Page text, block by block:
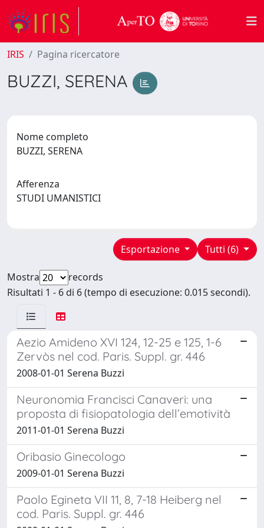
IRIS Pagina ricercatore
BUZZI, SERENA
Nome completo
BUZZI, SERENA
Afferenza
STUDI UMANISTICI
Tutti (6)
Esportazione
Mostra
records
Risultati 1 - 6 di 6 (tempo di esecuzione: 0.015 secondi).
Aezio Amideno XVI 124, 12-25 e 125, 1-6
Zervòs nel cod. Paris. Suppl. gr. 446
2008-01-01 Serena Buzzi
Neuronomia Francisci Canaveri: una
proposta di fisiopatologia dell’emotività
2011-01-01 Serena Buzzi
Oribasio Ginecologo
2009-01-01 Serena Buzzi
Paolo Egineta VII 11, 8, 7-18 Heiberg nel
cod. Paris. Suppl. gr. 446